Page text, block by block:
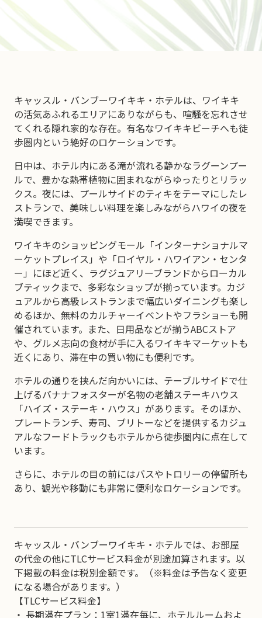
キャッスル・バンブーワイキキ・ホテルは、ワイキキ
の活気あふれるエリアにありながらも、喧騒を忘れさせ
てくれる隠れ家的な存在。有名なワイキキビーチへも徒
歩圏内という絶好のロケーションです。
日中は、ホテル内にある滝が流れる静かなラグーンプー
ルで、豊かな熱帯植物に囲まれながらゆったりとリラッ
クス。夜には、プールサイドのティキをテーマにしたレ
ストランで、美味しい料理を楽しみながらハワイの夜を
満喫できます。
ワイキキのショッピングモール「インターナショナルマ
ーケットプレイス」や「ロイヤル・ハワイアン・センタ
ー」にほど近く、ラグジュアリーブランドからローカル
ブティックまで、多彩なショップが揃っています。カジ
ュアルから高級レストランまで幅広いダイニングも楽し
めるほか、無料のカルチャーイベントやフラショーも開
催されています。また、日用品などが揃うABCストア
や、グルメ志向の食材が手に入るワイキキマーケットも
近くにあり、滞在中の買い物にも便利です。
ホテルの通りを挟んだ向かいには、テーブルサイドで仕
上げるバナナフォスターが名物の老舗ステーキハウス
「ハイズ・ステーキ・ハウス」があります。そのほか、
プレートランチ、寿司、ブリトーなどを提供するカジュ
アルなフードトラックもホテルから徒歩圏内に点在して
います。
さらに、ホテルの目の前にはバスやトロリーの停留所も
あり、観光や移動にも非常に便利なロケーションです。
キャッスル・バンブーワイキキ・ホテルでは、お部屋
の代金の他にTLCサービス料金が別途加算されます。以
下掲載の料金は税別金額です。（※料金は予告なく変更
になる場合があります。）
【TLCサービス料金】
・ 長期滞在プラン：1室1滞在毎に、ホテルルームおよ